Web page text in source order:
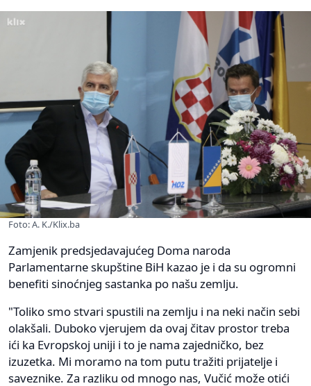
Foto: A. K./Klix.ba
Zamjenik predsjedavajućeg Doma naroda
Parlamentarne skupštine BiH kazao je i da su ogromni
benefiti sinoćnjeg sastanka po našu zemlju.
"Toliko smo stvari spustili na zemlju i na neki način sebi
olakšali. Duboko vjerujem da ovaj čitav prostor treba
ići ka Evropskoj uniji i to je nama zajedničko, bez
izuzetka. Mi moramo na tom putu tražiti prijatelje i
saveznike. Za razliku od mnogo nas, Vučić može otići